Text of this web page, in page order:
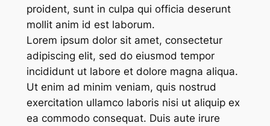
proident, sunt in culpa qui officia deserunt
mollit anim id est laborum.
Lorem ipsum dolor sit amet, consectetur
adipiscing elit, sed do eiusmod tempor
incididunt ut labore et dolore magna aliqua.
Ut enim ad minim veniam, quis nostrud
exercitation ullamco laboris nisi ut aliquip ex
ea commodo consequat. Duis aute irure